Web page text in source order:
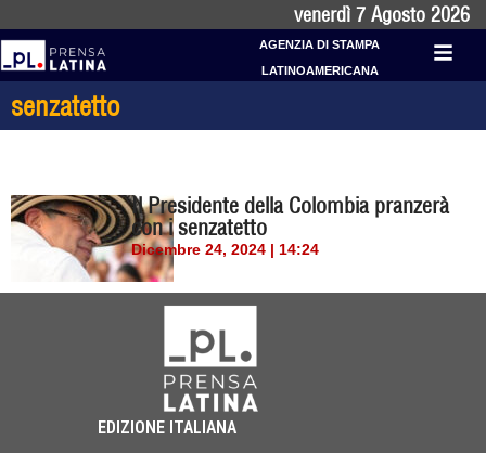
venerdì 7 Agosto 2026
AGENZIA DI STAMPA
LATINOAMERICANA
senzatetto
Il Presidente della Colombia pranzerà
con i senzatetto
Dicembre 24, 2024 | 14:24
EDIZIONE ITALIANA